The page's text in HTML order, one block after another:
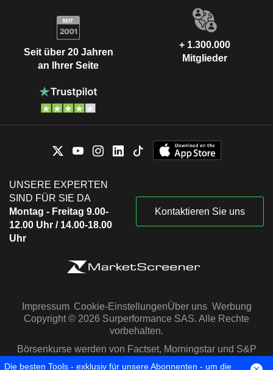
Seit über 20 Jahren
an Ihrer Seite
+ 1.300.000
Mitglieder
UNSERE EXPERTEN
SIND FÜR SIE DA
Montag - Freitag 9.00-
12.00 Uhr / 14.00-18.00
Uhr
Kontaktieren Sie uns
Impressum Cookie-EinstellungenÜber uns Werbung
Copyright © 2026 Surperformance SAS. Alle Rechte
vorbehalten.
Börsenkurse werden von Factset, Morningstar und S&P
Capital IQ zur Verfügung gestellt
Die besten Tools - exklusiv für unsere Abonnenten - um die